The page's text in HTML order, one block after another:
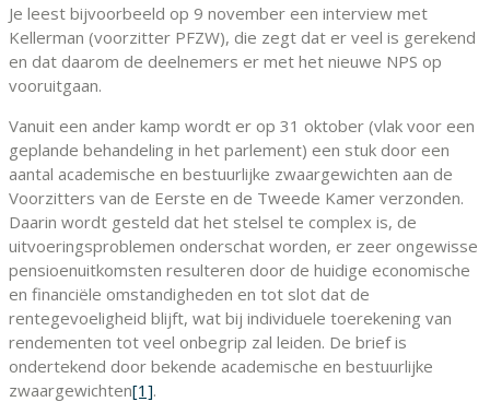
Je leest bijvoorbeeld op 9 november een interview met
Kellerman (voorzitter PFZW), die zegt dat er veel is gerekend
en dat daarom de deelnemers er met het nieuwe NPS op
vooruitgaan.
Vanuit een ander kamp wordt er op 31 oktober (vlak voor een
geplande behandeling in het parlement) een stuk door een
aantal academische en bestuurlijke zwaargewichten aan de
Voorzitters van de Eerste en de Tweede Kamer verzonden.
Daarin wordt gesteld dat het stelsel te complex is, de
uitvoeringsproblemen onderschat worden, er zeer ongewisse
pensioenuitkomsten resulteren door de huidige economische
en financiële omstandigheden en tot slot dat de
rentegevoeligheid blijft, wat bij individuele toerekening van
rendementen tot veel onbegrip zal leiden. De brief is
ondertekend door bekende academische en bestuurlijke
zwaargewichten[1].